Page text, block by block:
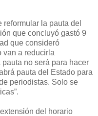
la pauta del
que concluyó gastó 9
que consideró
van a reducirla
no será para hacer
pauta del Estado para
periodistas. Solo se
del horario